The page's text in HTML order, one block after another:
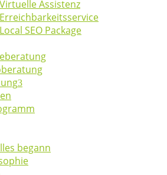
Virtuelle Assistenz
Erreichbarkeitsservice
Local SEO Package
begann